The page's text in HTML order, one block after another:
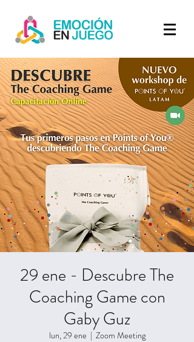
29 ene - Descubre The
Coaching Game con
Gaby Guz
lun, 29 ene
  |
Zoom Meeting